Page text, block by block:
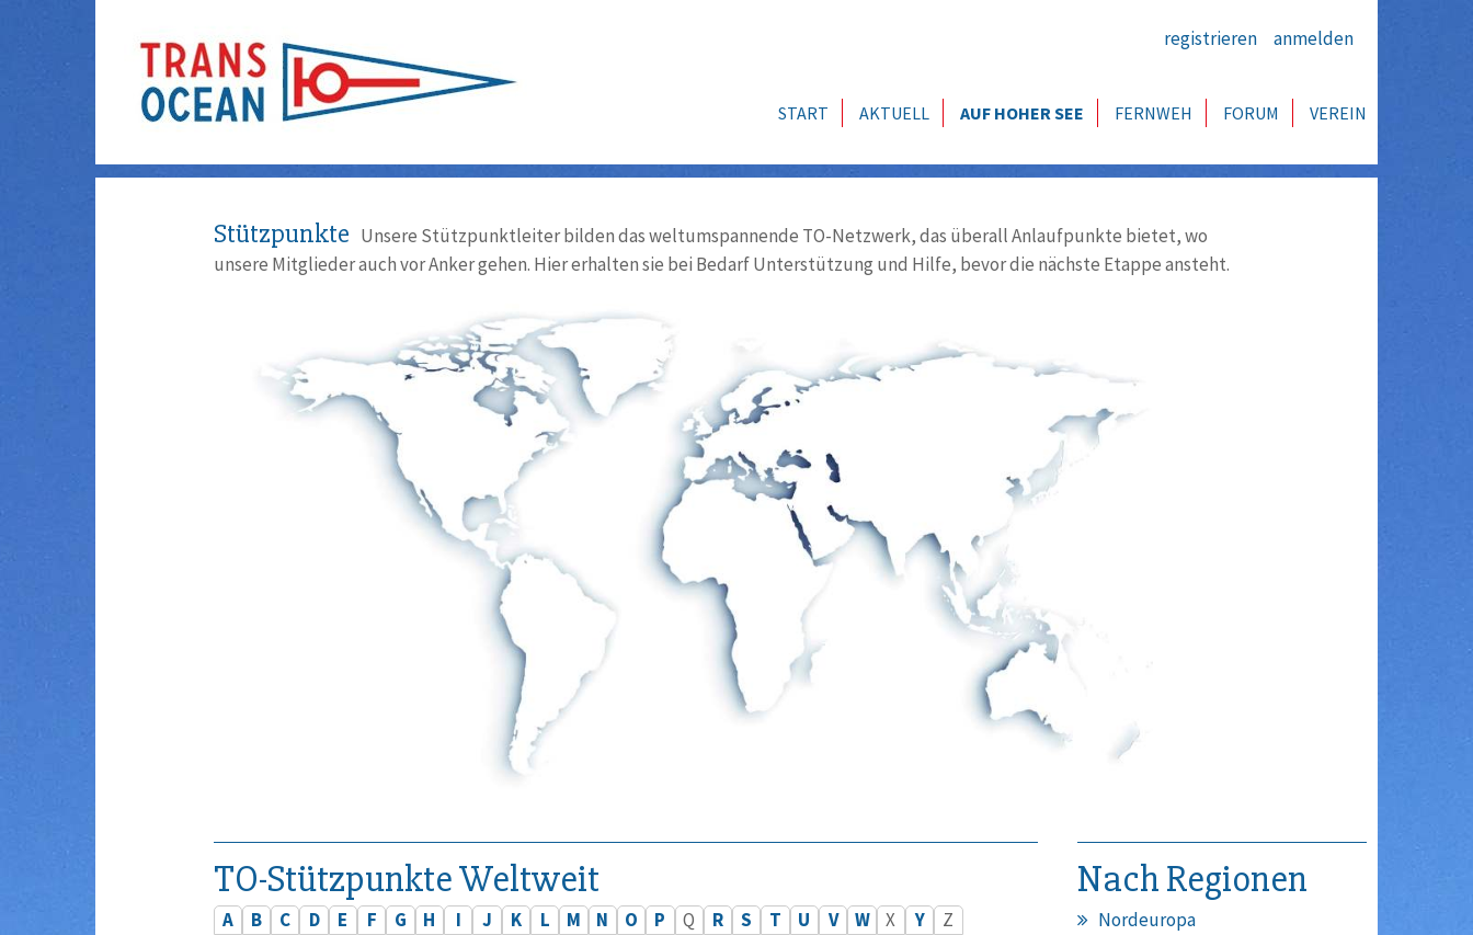
registrieren anmelden
START AKTUELL AUF HOHER SEE FERNWEH FORUM VEREIN
Stützpunkte Unsere Stützpunktleiter bilden das weltumspannende TO-Netzwerk, das überall Anlaufpunkte bietet, wo
unsere Mitglieder auch vor Anker gehen. Hier erhalten sie bei Bedarf Unterstützung und Hilfe, bevor die nächste Etappe ansteht.
TO-Stützpunkte Weltweit
A B C D E F G H I J K L M N O P Q R S T U V W X Y Z
Nach Regionen
Nordeuropa